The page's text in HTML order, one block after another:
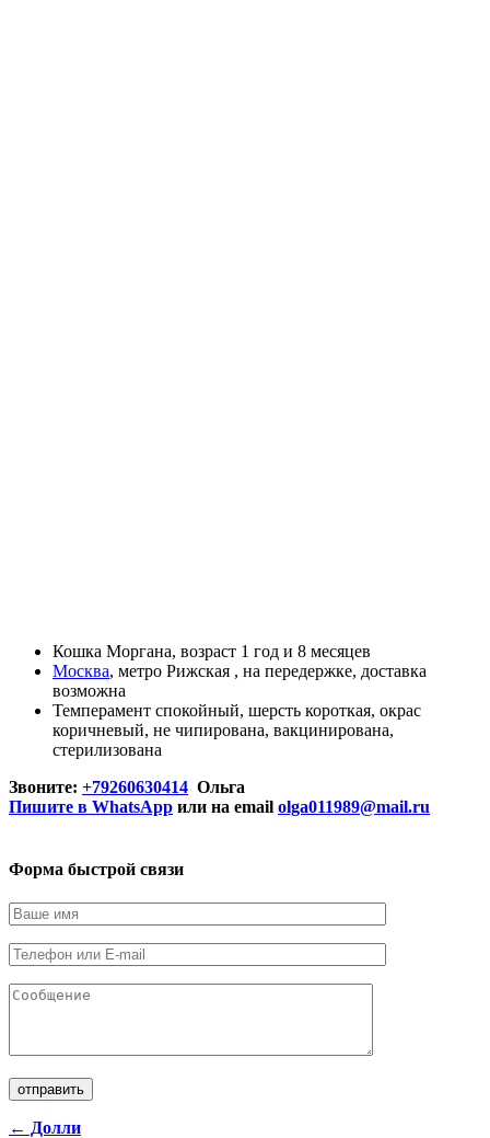
Кошка Моргана, возраст 1 год и 8 месяцев
Москва, метро Рижская , на передержке, доставка
возможна
Темперамент спокойный, шерсть короткая, окрас
коричневый, не чипирована, вакцинирована,
стерилизована
Звоните: +79260630414 Ольга
Пишите в WhatsApp или на email olga011989@mail.ru
Форма быстрой связи
← Долли